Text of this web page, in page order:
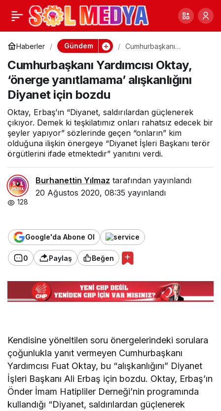
Haberler Gündem
Cumhurbaşkanı
yanıtlamama’ alışkanlığını
Diyanet için bozdu
Cumhurbaşkanı Yardımcısı Oktay,
‘önerge yanıtlamama’ alışkanlığını
Diyanet için bozdu
Oktay, Erbaş’ın “Diyanet, saldırılardan güçlenerek
çıkıyor. Demek ki teşkilatımız onları rahatsız edecek bir
şeyler yapıyor” sözlerinde geçen “onların” kim
olduğuna ilişkin önergeye “Diyanet İşleri Başkanı terör
örgütlerini ifade etmektedir” yanıtını verdi.
Burhanettin Yılmaz tarafından yayınlandı
20 Ağustos 2020, 08:35 yayınlandı
128
Google'da Abone Ol
0 Paylaş Beğen
Kendisine yöneltilen soru önergelerindeki sorulara
çoğunlukla yanıt vermeyen Cumhurbaşkanı
Yardımcısı Fuat Oktay, bu “alışkanlığını” Diyanet
İşleri Başkanı Ali Erbaş için bozdu. Oktay, Erbaş’ın
Önder İmam Hatipliler Derneği’nin programında
kullandığı “Diyanet, saldırılardan güçlenerek
Tezgâhın yeni adı:
MUÇEV
0 Paylaş